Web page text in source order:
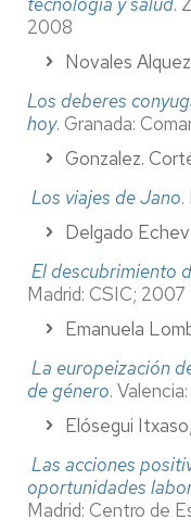
2008
Novales
Los deberes
hoy. Granada:
Gonzalez.
Los viajes de Jano
Delgado
El descubrimiento
Madrid: CSIC; 2007
Emanuela
La europeización
de género.
Elósegui
Las acciones
oportunidades
Madrid: Centro de